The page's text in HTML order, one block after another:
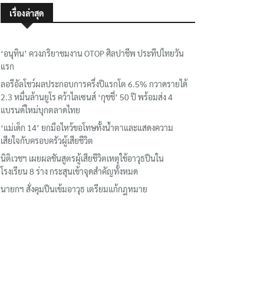
เรื่องล่าสุด
‘อนุทิน’ ควงภริยาชมงาน OTOP ศิลปาชีพ ประทีปไทยวัน
แรก
ลอรีอัลโชว์ผลประกอบการครึ่งปีแรกโต 6.5% กวาดรายได้
2.3 หมื่นล้านยูโร คว้าไลเซนส์ ‘กุชชี่’ 50 ปี พร้อมส่ง 4
แบรนด์ใหม่บุกตลาดไทย
‘แม่เด็ก 14’ ยกมือไหว้ขอโทษทั้งน้ำตาและแสดงความ
เสียใจกับครอบครัวผู้เสียชีวิต
นิติเวชฯ เผยผลชันสูตรผู้เสียชีวิตเหตุใช้อาวุธปืนใน
โรงเรียน 8 ร่าง กระสุนเข้าจุดสำคัญทั้งหมด
นายกฯ สั่งคุมปืนเข้มอาวุธ เตรียมแก้กฎหมาย